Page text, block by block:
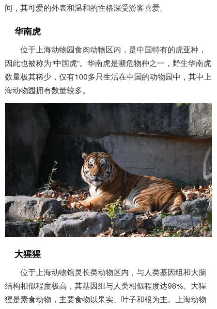
间，其可爱的外表和温和的性格深受游客喜爱。
华南虎
位于上海动物园食肉动物区内，是中国特有的虎亚种，
因此也被称为“中国虎”。华南虎是濒危物种之一，野生华南虎
数量极其稀少，仅有100多只生活在中国的动物园中，其中上
海动物园拥有数量较多。
大猩猩
位于上海动物馆灵长类动物区内，与人类基因组和大脑
结构相似程度极高，其基因组与人类相似程度达98%。大猩
猩是素食动物，主要食物以果实、叶子和根为主。上海动物